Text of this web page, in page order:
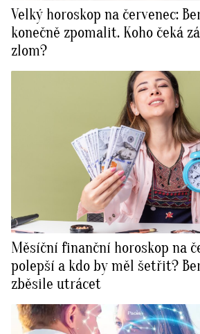
Velký horoskop na červenec:
konečně zpomalit. Koho čeká
zlom?
Měsíční finanční horoskop na
polepší a kdo by měl šetřit?
zběsile utrácet